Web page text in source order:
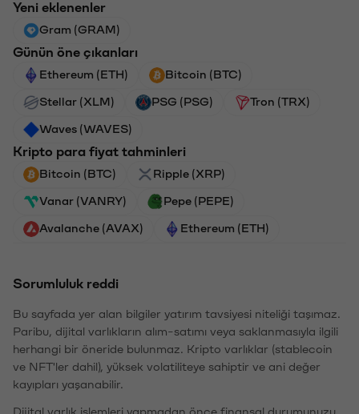
Yeni eklenenler
Gram (GRAM)
Günün öne çıkanları
Ethereum (ETH) Bitcoin (BTC)
Stellar (XLM) PSG (PSG) Tron (TRX)
Waves (WAVES)
Kripto para fiyat tahminleri
Bitcoin (BTC) Ripple (XRP)
Vanar (VANRY) Pepe (PEPE)
Avalanche (AVAX) Ethereum (ETH)
Sorumluluk reddi
Bu sayfada yer alan bilgiler yatırım tavsiyesi niteliği taşımaz.
Paribu, dijital varlıkların alım-satımı veya saklanmasıyla ilgili
herhangi bir öneride bulunmaz. Kripto varlıklar (stablecoin
ve NFT'ler dahil), yüksek volatiliteye sahiptir ve ani değer
kayıpları yaşanabilir.